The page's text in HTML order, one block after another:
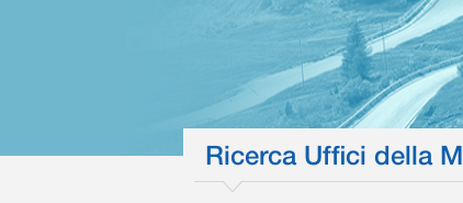
Ricerca Uffici della